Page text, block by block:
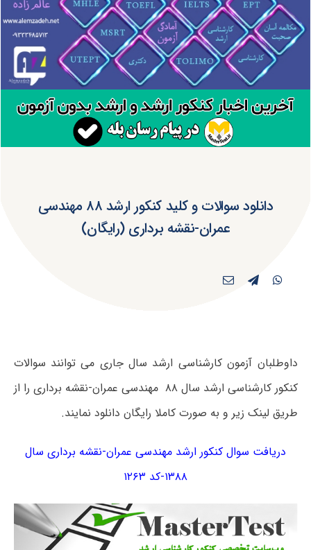
دانلود سوالات و کلید کنکور ارشد ۸۸ مهندسی
عمران-نقشه برداری (رایگان)
داوطلبان آزمون کارشناسی ارشد سال جاری می توانند سوالات
کنکور کارشناسی ارشد سال ۸۸ مهندسی عمران-نقشه برداری را از
طریق لینک زیر و به صورت کاملا رایگان دانلود نمایند.
دریافت سوال کنکور ارشد مهندسی عمران-نقشه برداری سال
۱۳۸۸-کد ۱۲۶۳